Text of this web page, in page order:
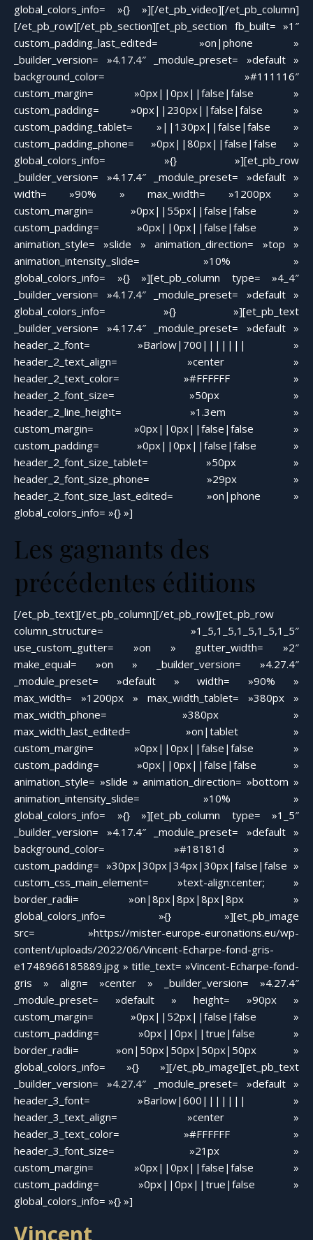
global_colors_info= »{} »][/et_pb_video][/et_pb_column]
[/et_pb_row][/et_pb_section][et_pb_section fb_built= »1″
custom_padding_last_edited= »on|phone »
_builder_version= »4.17.4″ _module_preset= »default »
background_color= »#111116″
custom_margin= »0px||0px||false|false »
custom_padding= »0px||230px||false|false »
custom_padding_tablet= »||130px||false|false »
custom_padding_phone= »0px||80px||false|false »
global_colors_info= »{} »][et_pb_row
_builder_version= »4.17.4″ _module_preset= »default »
width= »90% » max_width= »1200px »
custom_margin= »0px||55px||false|false »
custom_padding= »0px||0px||false|false »
animation_style= »slide » animation_direction= »top »
animation_intensity_slide= »10% »
global_colors_info= »{} »][et_pb_column type= »4_4″
_builder_version= »4.17.4″ _module_preset= »default »
global_colors_info= »{} »][et_pb_text
_builder_version= »4.17.4″ _module_preset= »default »
header_2_font= »Barlow|700||||||| »
header_2_text_align= »center »
header_2_text_color= »#FFFFFF »
header_2_font_size= »50px »
header_2_line_height= »1.3em »
custom_margin= »0px||0px||false|false »
custom_padding= »0px||0px||false|false »
header_2_font_size_tablet= »50px »
header_2_font_size_phone= »29px »
header_2_font_size_last_edited= »on|phone »
global_colors_info= »{} »]
Les gagnants des
précédentes éditions
[/et_pb_text][/et_pb_column][/et_pb_row][et_pb_row
column_structure= »1_5,1_5,1_5,1_5,1_5″
use_custom_gutter= »on » gutter_width= »2″
make_equal= »on » _builder_version= »4.27.4″
_module_preset= »default » width= »90% »
max_width= »1200px » max_width_tablet= »380px »
max_width_phone= »380px »
max_width_last_edited= »on|tablet »
custom_margin= »0px||0px||false|false »
custom_padding= »0px||0px||false|false »
animation_style= »slide » animation_direction= »bottom »
animation_intensity_slide= »10% »
global_colors_info= »{} »][et_pb_column type= »1_5″
_builder_version= »4.17.4″ _module_preset= »default »
background_color= »#18181d »
custom_padding= »30px|30px|34px|30px|false|false »
custom_css_main_element= »text-align:center; »
border_radii= »on|8px|8px|8px|8px »
global_colors_info= »{} »][et_pb_image
src= »https://mister-europe-euronations.eu/wp-
content/uploads/2022/06/Vincent-Echarpe-fond-gris-
e1748966185889.jpg » title_text= »Vincent-Echarpe-fond-
gris » align= »center » _builder_version= »4.27.4″
_module_preset= »default » height= »90px »
custom_margin= »0px||52px||false|false »
custom_padding= »0px||0px||true|false »
border_radii= »on|50px|50px|50px|50px »
global_colors_info= »{} »][/et_pb_image][et_pb_text
_builder_version= »4.27.4″ _module_preset= »default »
header_3_font= »Barlow|600||||||| »
header_3_text_align= »center »
header_3_text_color= »#FFFFFF »
header_3_font_size= »21px »
custom_margin= »0px||0px||false|false »
custom_padding= »0px||0px||true|false »
global_colors_info= »{} »]
Vincent